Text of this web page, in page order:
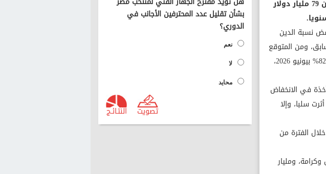
بشأن تقليل عدد المحترفين الأجانب في
الدوري؟
نعم
لا
محايد
النتـائـج تصويت
لخفض الدين العام، مشيرا إلى انخفاض دين أجهزة الموازنة العامة الخارجي من 79 مليار دولار
نسبة الدين
96% في العام المالي السابق، ومن المتوقع
أن تصل إلى 85% بنهاية العام المالي الحالي، مع استهداف مواصلة التراجع لتصل إلى 82% بيونيو 2026،
في الانخفاض
سلبا، وإلا
الفترة من
وزيادة 13 مليار جنيه لتكافل وكرامة، ومليار